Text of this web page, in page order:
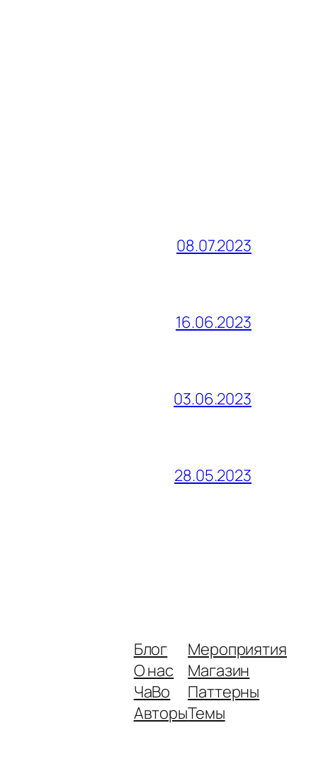
08.07.2023
16.06.2023
03.06.2023
28.05.2023
Блог
О нас
ЧаВо
Авторы
Мероприятия
Магазин
Паттерны
Темы